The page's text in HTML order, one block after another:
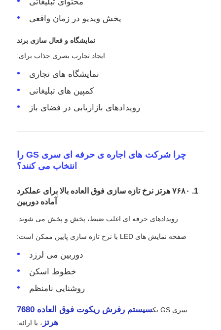
پخش ویدیو در زمان واقعی
نمایشگاه و فعال سازی برند
ایجاد تجارب بصری جذاب برای:
نمایشگاه های تجاری
کمپین های تبلیغاتی
رویدادهای بازاریابی در فضای باز
چرا شرکت های اجاره ی حرفه ای سری GS را
انتخاب می کنند؟
1. ۷۶۸۰ هرتز نرخ تازه سازی فوق العاده بالا برای عملکرد
آماده دوربین
رویدادهای حرفه ای اغلب ضبط، پخش و پخش می شوند.
صفحه نمایش های LED با نرخ تازه سازی پایین ممکن است:
دوربین می لرزد
خطوط اسکن
روشنایی نامنظم
سری GS یک
سیستم رفرش ریکوت فوق العاده 7680
هرتز ، با ارائه: